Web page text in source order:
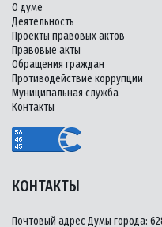
КОНТАКТЫ
Почтовый адрес Думы города:
О думе
Деятельность
Проекты правовых актов
Правовые акты
Обращения граждан
Противодействие коррупции
Муниципальная служба
Контакты